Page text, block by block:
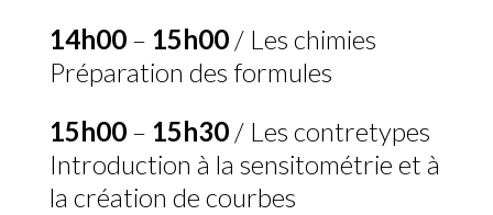
14h00– 15h00/ Les chimies
Préparation des formules
15h00– 15h30/ Les contretypes
Introduction à la sensitométrie et à
la création de courbes